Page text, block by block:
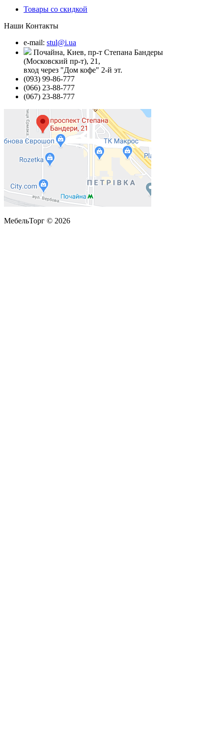
Товары со скидкой
Наши Контакты
e-mail: stul@i.ua
Почайна, Киев, пр-т Степана Бандеры
(Московский пр-т), 21,
вход через "Дом кофе" 2-й эт.
(093) 99-86-777
(066) 23-88-777
(067) 23-88-777
МебельТорг © 2026